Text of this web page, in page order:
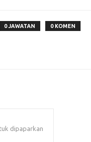
0 JAWATAN 0 KOMEN
dipaparkan